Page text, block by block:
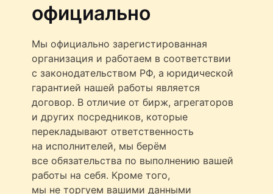
официально
Мы официально зарегистированная
организация и работаем в соответствии
с законодательством РФ, а юридической
гарантией нашей работы является
договор. В отличие от бирж, агрегаторов
и других посредников, которые
перекладывают ответственность
на исполнителей, мы берём
все обязательства по выполнению вашей
работы на себя. Кроме того,
мы не торгуем вашими данными